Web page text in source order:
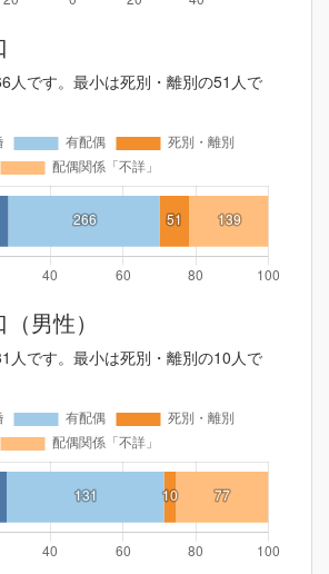
人です。最小は死別・離別の51人で
男性）
人です。最小は死別・離別の10人で